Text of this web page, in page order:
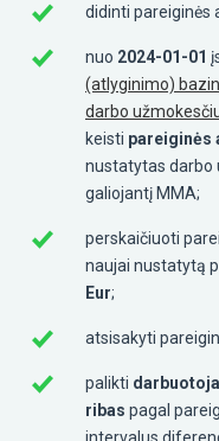
didinti pareiginės
nuo 2024-01-01
(atlyginimo)
darbo
keisti pareiginės
nustatytas darbo
galiojantį MMA;
perskaičiuoti
naujai nustatytą
Eur;
atsisakyti
palikti
ribas pagal
intervalus